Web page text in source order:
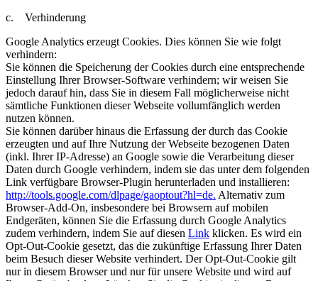
c. Verhinderung
Google Analytics erzeugt Cookies. Dies können Sie wie folgt
verhindern:
Sie können die Speicherung der Cookies durch eine entsprechende
Einstellung Ihrer Browser-Software verhindern; wir weisen Sie
jedoch darauf hin, dass Sie in diesem Fall möglicherweise nicht
sämtliche Funktionen dieser Webseite vollumfänglich werden
nutzen können.
Sie können darüber hinaus die Erfassung der durch das Cookie
erzeugten und auf Ihre Nutzung der Webseite bezogenen Daten
(inkl. Ihrer IP-Adresse) an Google sowie die Verarbeitung dieser
Daten durch Google verhindern, indem sie das unter dem folgenden
Link verfügbare Browser-Plugin herunterladen und installieren:
http://tools.google.com/dlpage/gaoptout?hl=de. Alternativ zum
Browser-Add-On, insbesondere bei Browsern auf mobilen
Endgeräten, können Sie die Erfassung durch Google Analytics
zudem verhindern, indem Sie auf diesen Link klicken. Es wird ein
Opt-Out-Cookie gesetzt, das die zukünftige Erfassung Ihrer Daten
beim Besuch dieser Website verhindert. Der Opt-Out-Cookie gilt
nur in diesem Browser und nur für unsere Website und wird auf